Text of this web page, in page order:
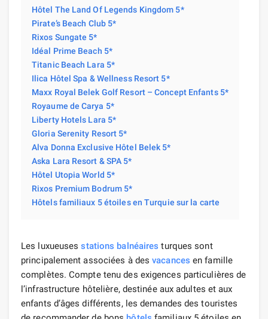
Hôtel The Land Of Legends Kingdom 5*
Pirate’s Beach Club 5*
Rixos Sungate 5*
Idéal Prime Beach 5*
Titanic Beach Lara 5*
Ilica Hôtel Spa & Wellness Resort 5*
Maxx Royal Belek Golf Resort – Concept Enfants 5*
Royaume de Carya 5*
Liberty Hotels Lara 5*
Gloria Serenity Resort 5*
Alva Donna Exclusive Hôtel Belek 5*
Aska Lara Resort & SPA 5*
Hôtel Utopia World 5*
Rixos Premium Bodrum 5*
Hôtels familiaux 5 étoiles en Turquie sur la carte
Les luxueusesstations balnéaires turques sont
principalement associées à desvacances en famille
complètes. Compte tenu des exigences particulières de
l’infrastructure hôtelière, destinée aux adultes et aux
enfants d’âges différents, les demandes des touristes